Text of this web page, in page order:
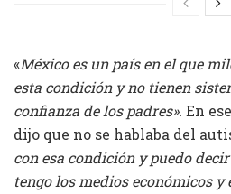
«México es un país en el que
esta condición y no tienen
confianza de los padres». En
dijo que no se hablaba del
con esa condición y puedo
tengo los medios económicos y